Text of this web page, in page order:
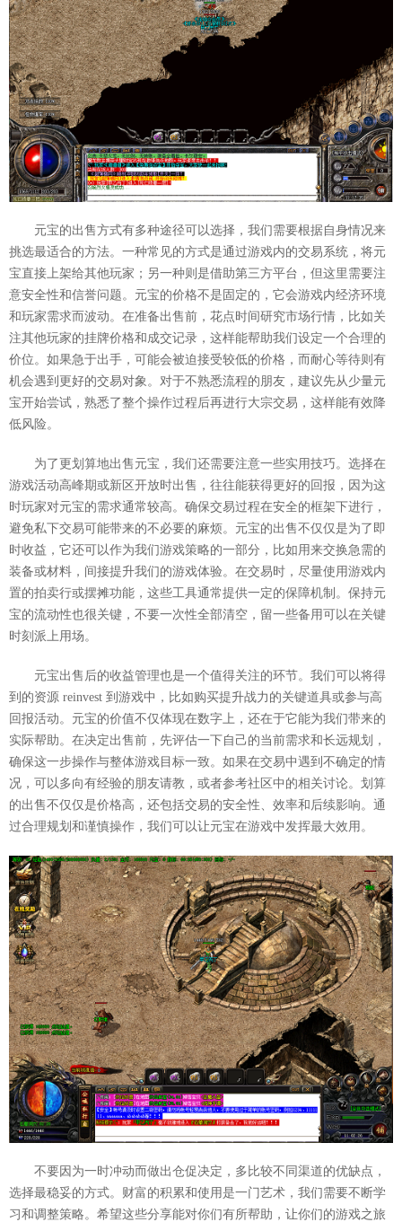
元宝的出售方式有多种途径可以选择，我们需要根据自身情况来
挑选最适合的方法。一种常见的方式是通过游戏内的交易系统，将元
宝直接上架给其他玩家；另一种则是借助第三方平台，但这里需要注
意安全性和信誉问题。元宝的价格不是固定的，它会游戏内经济环境
和玩家需求而波动。在准备出售前，花点时间研究市场行情，比如关
注其他玩家的挂牌价格和成交记录，这样能帮助我们设定一个合理的
价位。如果急于出手，可能会被迫接受较低的价格，而耐心等待则有
机会遇到更好的交易对象。对于不熟悉流程的朋友，建议先从少量元
宝开始尝试，熟悉了整个操作过程后再进行大宗交易，这样能有效降
低风险。
为了更划算地出售元宝，我们还需要注意一些实用技巧。选择在
游戏活动高峰期或新区开放时出售，往往能获得更好的回报，因为这
时玩家对元宝的需求通常较高。确保交易过程在安全的框架下进行，
避免私下交易可能带来的不必要的麻烦。元宝的出售不仅仅是为了即
时收益，它还可以作为我们游戏策略的一部分，比如用来交换急需的
装备或材料，间接提升我们的游戏体验。在交易时，尽量使用游戏内
置的拍卖行或摆摊功能，这些工具通常提供一定的保障机制。保持元
宝的流动性也很关键，不要一次性全部清空，留一些备用可以在关键
时刻派上用场。
元宝出售后的收益管理也是一个值得关注的环节。我们可以将得
到的资源 reinvest 到游戏中，比如购买提升战力的关键道具或参与高
回报活动。元宝的价值不仅体现在数字上，还在于它能为我们带来的
实际帮助。在决定出售前，先评估一下自己的当前需求和长远规划，
确保这一步操作与整体游戏目标一致。如果在交易中遇到不确定的情
况，可以多向有经验的朋友请教，或者参考社区中的相关讨论。划算
的出售不仅仅是价格高，还包括交易的安全性、效率和后续影响。通
过合理规划和谨慎操作，我们可以让元宝在游戏中发挥最大效用。
不要因为一时冲动而做出仓促决定，多比较不同渠道的优缺点，
选择最稳妥的方式。财富的积累和使用是一门艺术，我们需要不断学
习和调整策略。希望这些分享能对你们有所帮助，让你们的游戏之旅